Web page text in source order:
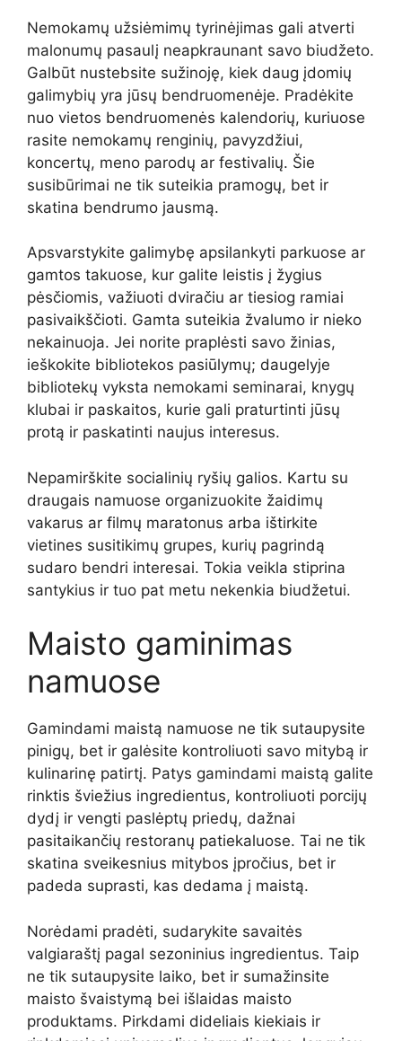
Nemokamų užsiėmimų tyrinėjimas gali atverti
malonumų pasaulį neapkraunant savo biudžeto.
Galbūt nustebsite sužinoję, kiek daug įdomių
galimybių yra jūsų bendruomenėje. Pradėkite
nuo vietos bendruomenės kalendorių, kuriuose
rasite nemokamų renginių, pavyzdžiui,
koncertų, meno parodų ar festivalių. Šie
susibūrimai ne tik suteikia pramogų, bet ir
skatina bendrumo jausmą.
Apsvarstykite galimybę apsilankyti parkuose ar
gamtos takuose, kur galite leistis į žygius
pėsčiomis, važiuoti dviračiu ar tiesiog ramiai
pasivaikščioti. Gamta suteikia žvalumo ir nieko
nekainuoja. Jei norite praplėsti savo žinias,
ieškokite bibliotekos pasiūlymų; daugelyje
bibliotekų vyksta nemokami seminarai, knygų
klubai ir paskaitos, kurie gali praturtinti jūsų
protą ir paskatinti naujus interesus.
Nepamirškite socialinių ryšių galios. Kartu su
draugais namuose organizuokite žaidimų
vakarus ar filmų maratonus arba ištirkite
vietines susitikimų grupes, kurių pagrindą
sudaro bendri interesai. Tokia veikla stiprina
santykius ir tuo pat metu nekenkia biudžetui.
Maisto gaminimas
namuose
Gamindami maistą namuose ne tik sutaupysite
pinigų, bet ir galėsite kontroliuoti savo mitybą ir
kulinarinę patirtį. Patys gamindami maistą galite
rinktis šviežius ingredientus, kontroliuoti porcijų
dydį ir vengti paslėptų priedų, dažnai
pasitaikančių restoranų patiekaluose. Tai ne tik
skatina sveikesnius mitybos įpročius, bet ir
padeda suprasti, kas dedama į maistą.
Norėdami pradėti, sudarykite savaitės
valgiaraštį pagal sezoninius ingredientus. Taip
ne tik sutaupysite laiko, bet ir sumažinsite
maisto švaistymą bei išlaidas maisto
produktams. Pirkdami dideliais kiekiais ir